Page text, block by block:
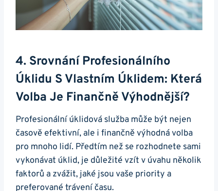
4. Srovnání Profesionálního
Úklidu S Vlastním Úklidem: Která
Volba Je Finančně Výhodnější?
Profesionální úklidová služba může být nejen
časově efektivní, ale i finančně výhodná volba
pro mnoho lidí. Předtím než se rozhodnete sami
vykonávat úklid, je důležité vzít v úvahu několik
faktorů a zvážit, jaké jsou vaše priority a
preferované trávení času.